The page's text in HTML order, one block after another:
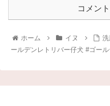
コメン
ホーム イヌ
ールデンレトリバー仔犬 #ゴー